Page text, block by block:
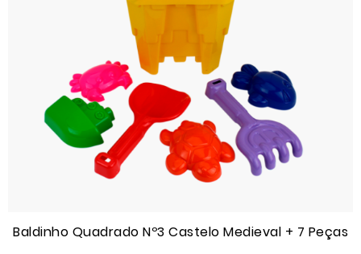
Baldinho Quadrado Nº3 Castelo Medieval + 7 Peças